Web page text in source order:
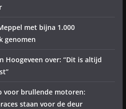
met bijna 1.000
genomen
Hoogeveen over: “Dit is altijd
voor brullende motoren:
staan voor de deur